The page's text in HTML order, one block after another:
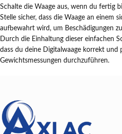
Schalte die Waage aus, wenn du fertig
Stelle sicher, dass die Waage an einem
aufbewahrt wird, um Beschädigungen
Durch die Einhaltung dieser einfachen
dass du deine Digitalwaage korrekt und
Gewichtsmessungen durchzuführen.